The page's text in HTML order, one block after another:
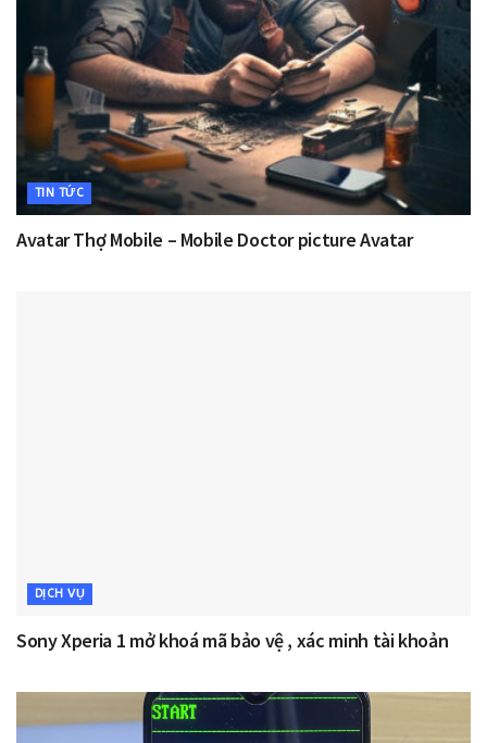
TIN TỨC
Avatar Thợ Mobile – Mobile Doctor picture Avatar
DỊCH VỤ
Sony Xperia 1 mở khoá mã bảo vệ , xác minh tài khoản